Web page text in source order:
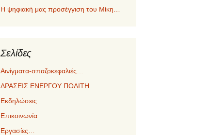
Η ψηφιακή μας προσέγγιση του Μίκη…
Σελίδες
Αινίγματα-σπαζοκεφαλιές…
ΔΡΑΣΕΙΣ ΕΝΕΡΓΟΥ ΠΟΛΙΤΗ
Εκδηλώσεις
Επικοινωνία
Εργασίες…